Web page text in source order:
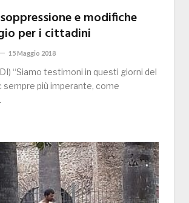
e modifiche
per i cittadini
15 Maggio 2018
“Siamo testimoni in questi giorni del
sempre più imperante, come